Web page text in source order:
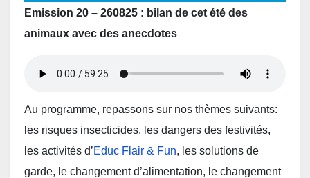
Emission 20 – 260825 : bilan de cet été des
animaux avec des anecdotes
Au programme, repassons sur nos thèmes suivants:
les risques insecticides, les dangers des festivités,
les activités d’Educ Flair & Fun, les solutions de
garde, le changement d’alimentation, le changement